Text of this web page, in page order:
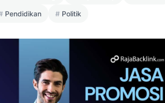
Pendidikan Politik